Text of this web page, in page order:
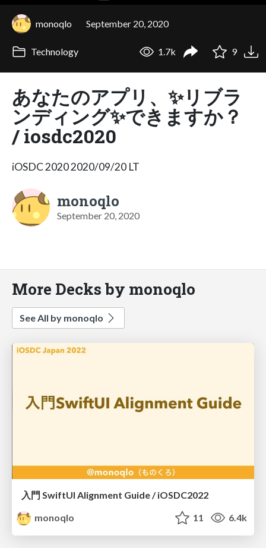
monoqlo September 20, 2020
Technology 1.7k 9
あなたのアプリ、✨リブラ
ンディング✨できますか？
/ iosdc2020
iOSDC 2020 2020/09/20 LT
monoqlo
September 20, 2020
More Decks by monoqlo
See All by monoqlo
入門 SwiftUI Alignment Guide / iOSDC2022
monoqlo
11 6.4k